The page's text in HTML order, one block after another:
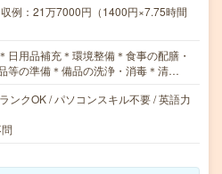
例：21万7000円（1400円×7.75時間
日用品補充＊環境整備＊食事の配膳・
等の準備＊備品の洗浄・消毒＊清…
ンクOK / パソコンスキル不要 / 英語力